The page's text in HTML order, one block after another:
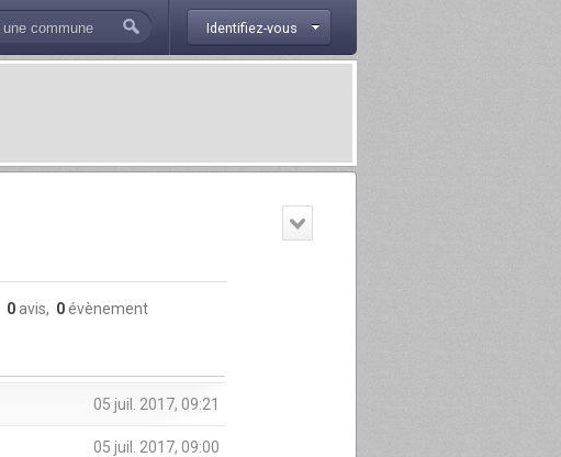
Identifiez-vous
0 avis, 0évènement
05 juil. 2017, 09:21
05 juil. 2017, 09:00